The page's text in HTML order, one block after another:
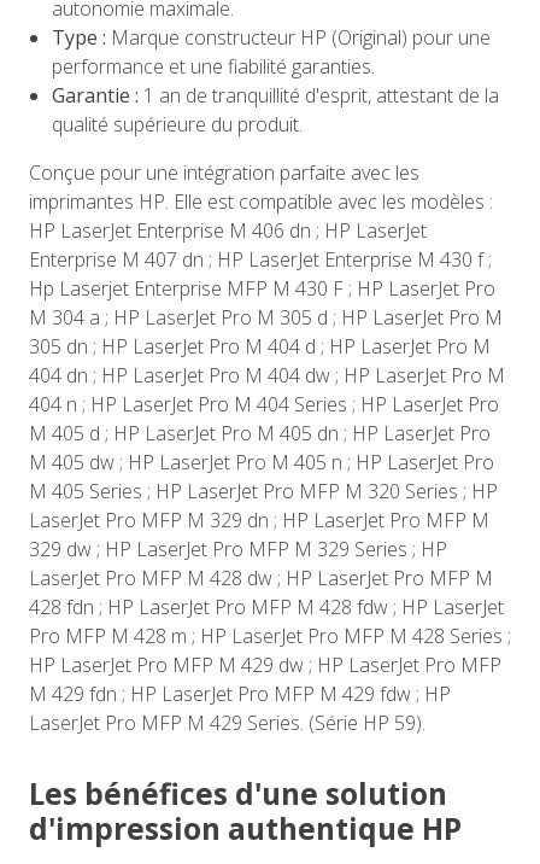
autonomie maximale.
Type : Marque constructeur HP (Original) pour une
performance et une fiabilité garanties.
Garantie : 1 an de tranquillité d'esprit, attestant de la
qualité supérieure du produit.
Conçue pour une intégration parfaite avec les
imprimantes HP. Elle est compatible avec les modèles :
HP LaserJet Enterprise M 406 dn ; HP LaserJet
Enterprise M 407 dn ; HP LaserJet Enterprise M 430 f ;
Hp Laserjet Enterprise MFP M 430 F ; HP LaserJet Pro
M 304 a ; HP LaserJet Pro M 305 d ; HP LaserJet Pro M
305 dn ; HP LaserJet Pro M 404 d ; HP LaserJet Pro M
404 dn ; HP LaserJet Pro M 404 dw ; HP LaserJet Pro M
404 n ; HP LaserJet Pro M 404 Series ; HP LaserJet Pro
M 405 d ; HP LaserJet Pro M 405 dn ; HP LaserJet Pro
M 405 dw ; HP LaserJet Pro M 405 n ; HP LaserJet Pro
M 405 Series ; HP LaserJet Pro MFP M 320 Series ; HP
LaserJet Pro MFP M 329 dn ; HP LaserJet Pro MFP M
329 dw ; HP LaserJet Pro MFP M 329 Series ; HP
LaserJet Pro MFP M 428 dw ; HP LaserJet Pro MFP M
428 fdn ; HP LaserJet Pro MFP M 428 fdw ; HP LaserJet
Pro MFP M 428 m ; HP LaserJet Pro MFP M 428 Series ;
HP LaserJet Pro MFP M 429 dw ; HP LaserJet Pro MFP
M 429 fdn ; HP LaserJet Pro MFP M 429 fdw ; HP
LaserJet Pro MFP M 429 Series. (Série HP 59).
Les bénéfices d'une solution
d'impression authentique HP